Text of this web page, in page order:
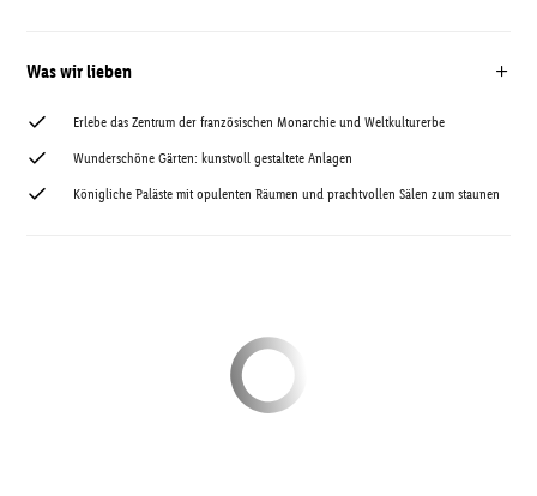
Was wir lieben
Erlebe das Zentrum der französischen Monarchie und Weltkulturerbe
Wunderschöne Gärten: kunstvoll gestaltete Anlagen
Königliche Paläste mit opulenten Räumen und prachtvollen Sälen zum staunen